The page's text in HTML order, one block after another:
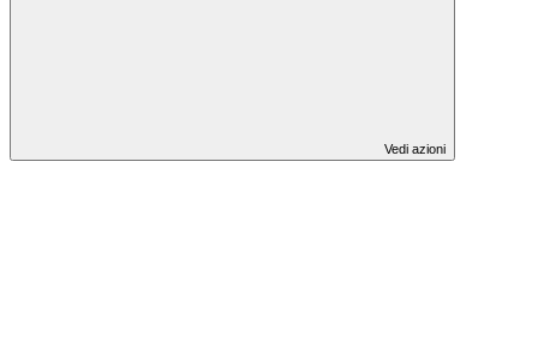
Vedi azioni